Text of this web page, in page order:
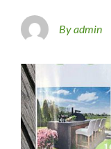
By admin